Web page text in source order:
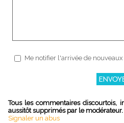
Me notifier l'arrivée de
Tous les commentaires discourtois,
aussitôt supprimés par le modérateur.
Signaler un abus